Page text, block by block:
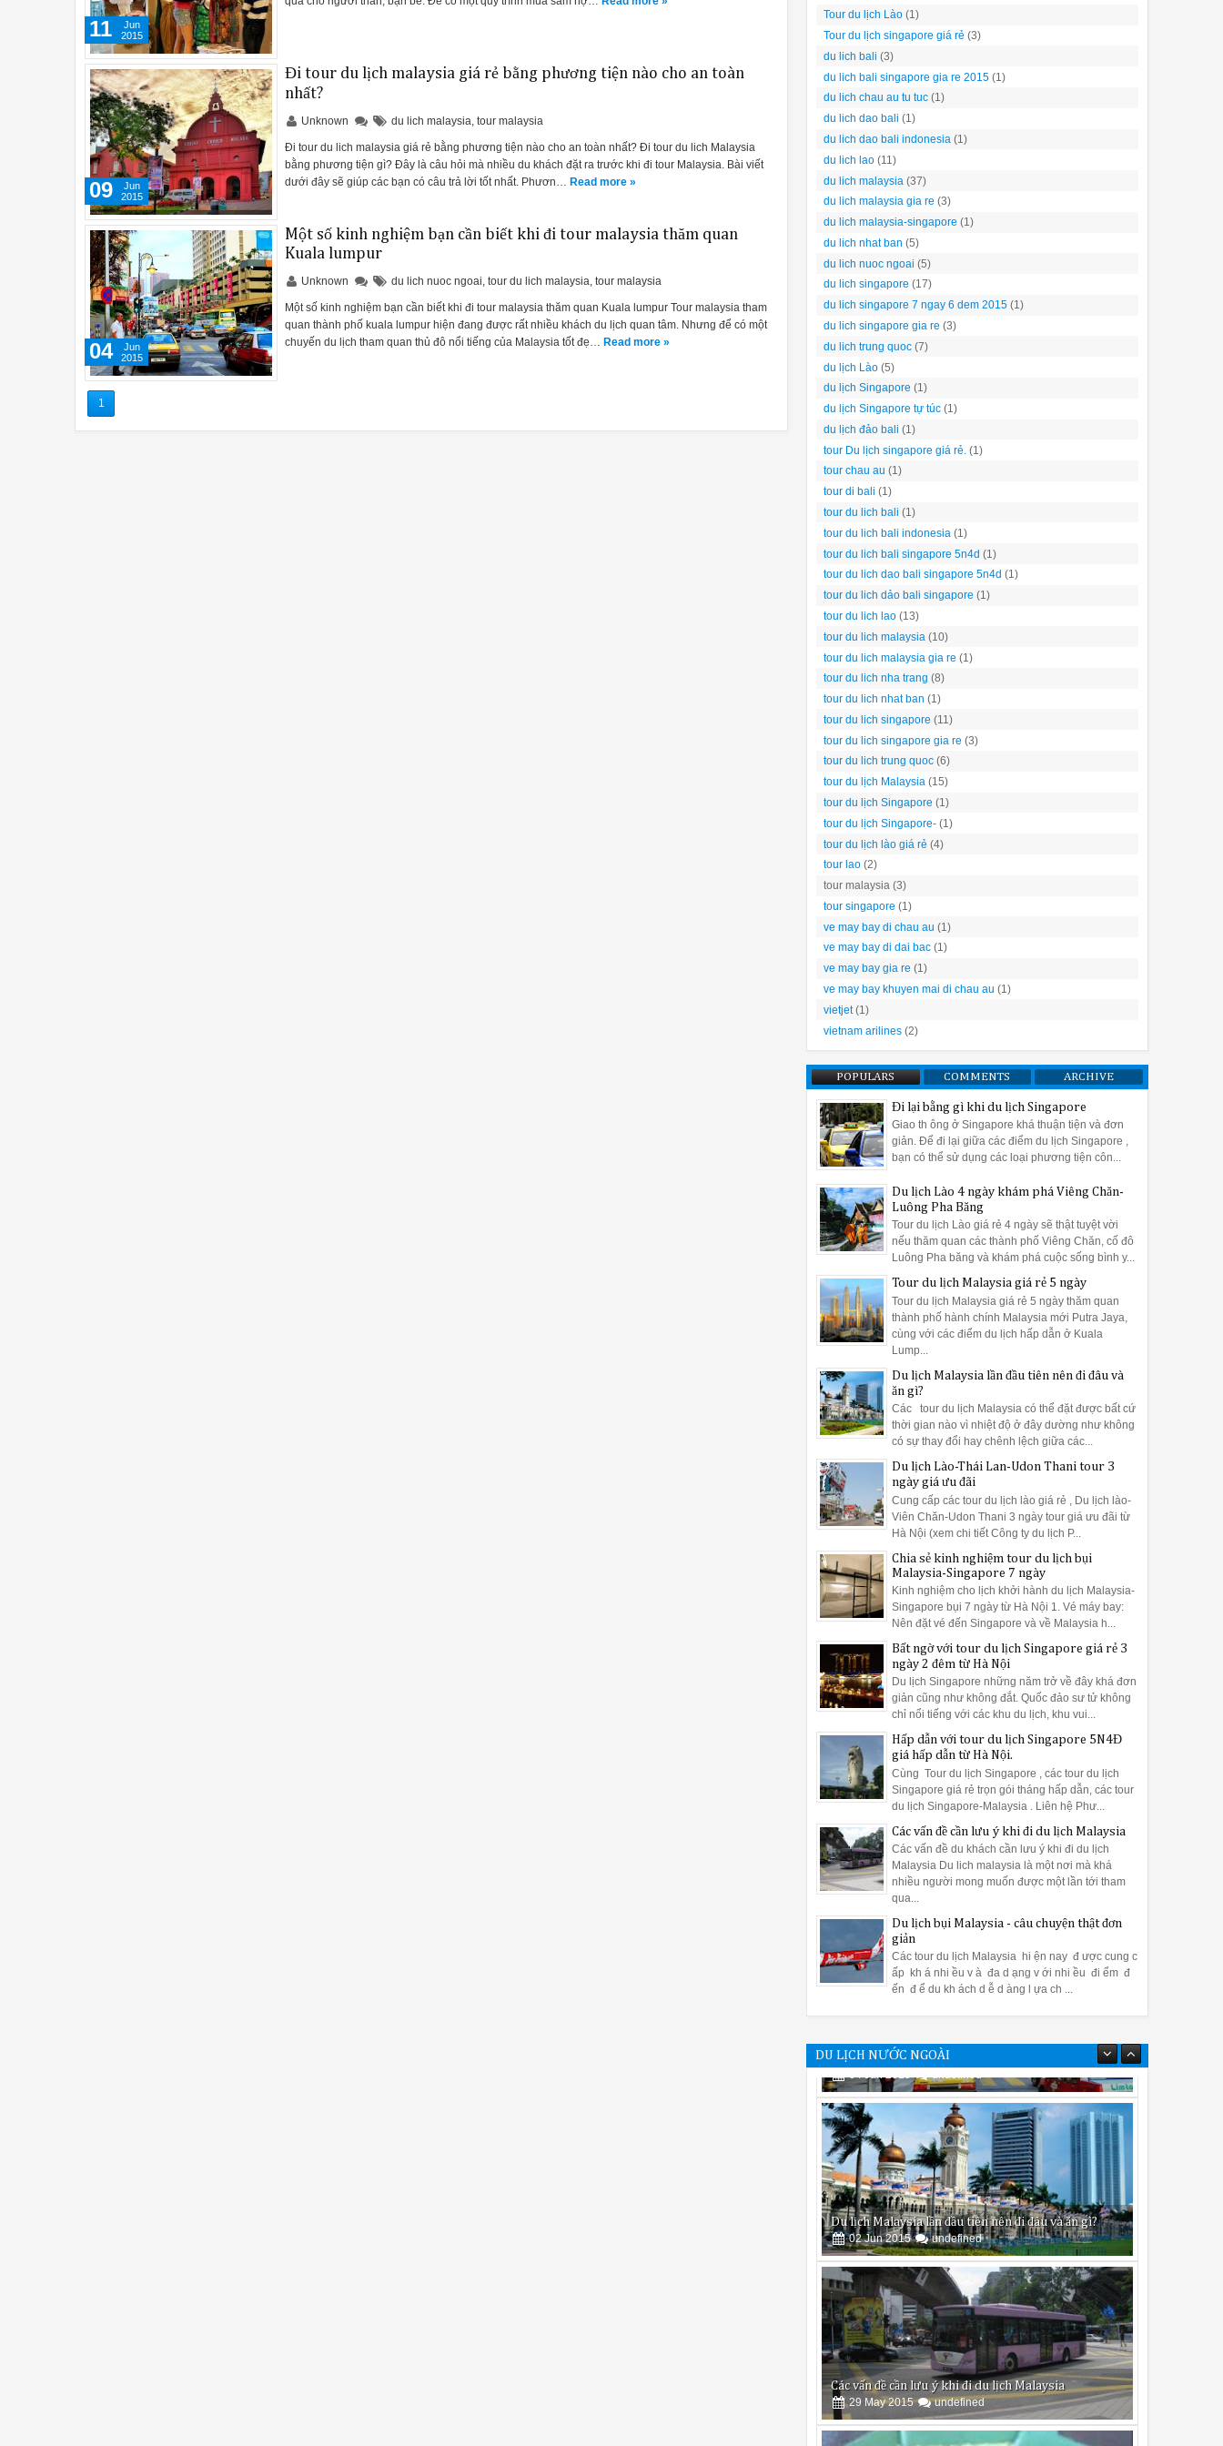
11
Jun
2015
Đi tour du lịch malaysia giá rẻ bằng phương tiện nào cho an toàn
nhất?
Unknown du lich malaysia, tour malaysia
Đi tour du lich malaysia giá rẻ bằng phương tiện nào cho an toàn nhất? Đi tour du lich Malaysia
bằng phương tiện gì? Đây là câu hỏi mà nhiều du khách đặt ra trước khi đi tour Malaysia. Bài viết
dưới đây sẽ giúp các bạn có câu trả lời tốt nhất. Phươn… Read more »
09
Jun
2015
Một số kinh nghiệm bạn cần biết khi đi tour malaysia thăm quan
Kuala lumpur
Unknown du lich nuoc ngoai, tour du lich malaysia, tour malaysia
Một số kinh nghiệm bạn cần biết khi đi tour malaysia thăm quan Kuala lumpur Tour malaysia tham
quan thành phố kuala lumpur hiện đang được rất nhiều khách du lịch quan tâm. Nhưng để có một
chuyến du lịch tham quan thủ đô nổi tiếng của Malaysia tốt đẹ… Read more »
04
Jun
2015
1
Tour du lịch Lào (1)
Tour du lịch singapore giá rẻ (3)
du lich bali (3)
du lich bali singapore gia re 2015 (1)
du lich chau au tu tuc (1)
du lich dao bali (1)
du lich dao bali indonesia (1)
du lich lao (11)
du lich malaysia (37)
du lich malaysia gia re (3)
du lich malaysia-singapore (1)
du lich nhat ban (5)
du lich nuoc ngoai (5)
du lich singapore (17)
du lich singapore 7 ngay 6 dem 2015 (1)
du lich singapore gia re (3)
du lich trung quoc (7)
du lịch Lào (5)
du lịch Singapore (1)
du lịch Singapore tự túc (1)
du lịch đảo bali (1)
tour Du lịch singapore giá rẻ. (1)
tour chau au (1)
tour di bali (1)
tour du lich bali (1)
tour du lich bali indonesia (1)
tour du lich bali singapore 5n4d (1)
tour du lich dao bali singapore 5n4d (1)
tour du lich dảo bali singapore (1)
tour du lich lao (13)
tour du lich malaysia (10)
tour du lich malaysia gia re (1)
tour du lich nha trang (8)
tour du lich nhat ban (1)
tour du lich singapore (11)
tour du lich singapore gia re (3)
tour du lich trung quoc (6)
tour du lịch Malaysia (15)
tour du lịch Singapore (1)
tour du lịch Singapore- (1)
tour du lịch lào giá rẻ (4)
tour lao (2)
tour malaysia (3)
tour singapore (1)
ve may bay di chau au (1)
ve may bay di dai bac (1)
ve may bay gia re (1)
ve may bay khuyen mai di chau au (1)
vietjet (1)
vietnam arilines (2)
POPULARS COMMENTS ARCHIVE
Đi lại bằng gì khi du lịch Singapore
Giao th ông ở Singapore khá thuận tiện và đơn
giản. Để đi lại giữa các điểm du lịch Singapore ,
bạn có thể sử dụng các loại phương tiện côn...
Du lịch Lào 4 ngày khám phá Viêng Chăn-
Luông Pha Băng
Tour du lịch Lào giá rẻ 4 ngày sẽ thật tuyệt vời
nếu thăm quan các thành phố Viêng Chăn, cố đô
Luông Pha băng và khám phá cuộc sống bình y...
Tour du lịch Malaysia giá rẻ 5 ngày
Tour du lịch Malaysia giá rẻ 5 ngày thăm quan
thành phố hành chính Malaysia mới Putra Jaya,
cùng với các điểm du lịch hấp dẫn ở Kuala
Lump...
Du lịch Malaysia lần đầu tiên nên đi đâu và
ăn gì?
Các tour du lịch Malaysia có thể đặt được bất cứ
thời gian nào vì nhiệt độ ở đây dường như không
có sự thay đổi hay chênh lệch giữa các...
Du lịch Lào-Thái Lan-Udon Thani tour 3
ngày giá ưu đãi
Cung cấp các tour du lịch lào giá rẻ , Du lịch lào-
Viên Chăn-Udon Thani 3 ngày tour giá ưu đãi từ
Hà Nội (xem chi tiết Công ty du lịch P...
Chia sẻ kinh nghiệm tour du lịch bụi
Malaysia-Singapore 7 ngày
Kinh nghiệm cho lịch khởi hành du lịch Malaysia-
Singapore bụi 7 ngày từ Hà Nội 1. Vé máy bay:
Nên đặt vé đến Singapore và về Malaysia h...
Bất ngờ với tour du lịch Singapore giá rẻ 3
ngày 2 đêm từ Hà Nội
Du lịch Singapore những năm trở về đây khá đơn
giản cũng như không đắt. Quốc đảo sư tử không
chỉ nổi tiếng với các khu du lịch, khu vui...
Hấp dẫn với tour du lịch Singapore 5N4Đ
giá hấp dẫn từ Hà Nội.
Cùng Tour du lịch Singapore , các tour du lịch
Singapore giá rẻ trọn gói tháng hấp dẫn, các tour
du lịch Singapore-Malaysia . Liên hệ Phư...
Các vấn đề cần lưu ý khi đi du lịch Malaysia
Các vấn đề du khách cần lưu ý khi đi du lịch
Malaysia Du lich malaysia là một nơi mà khá
nhiều người mong muốn được một lần tới tham
qua...
Du lịch bụi Malaysia - câu chuyện thật đơn
giản
Các tour du lịch Malaysia hi ện nay đ ược cung c
ấp kh á nhi ều v à đa d ạng v ới nhi ều đi ểm đ
ến đ ể du kh ách d ễ d àng l ựa ch ...
DU LỊCH NƯỚC NGOÀI
Du lịch Malaysia lần đầu tiên nên đi đâu và ăn gì?
02 Jun 2015 undefined
Các vấn đề cần lưu ý khi đi du lịch Malaysia
29 May 2015 undefined